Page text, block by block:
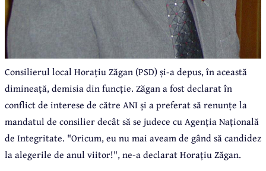
Consilierul local Horațiu Zăgan (PSD) și-a depus, în această
dimineață, demisia din funcție. Zăgan a fost declarat în
conflict de interese de către ANI și a preferat să renunțe la
mandatul de consilier decât să se judece cu Agenția Națională
de Integritate. "Oricum, eu nu mai aveam de gând să candidez
la alegerile de anul viitor!", ne-a declarat Horațiu Zăgan.